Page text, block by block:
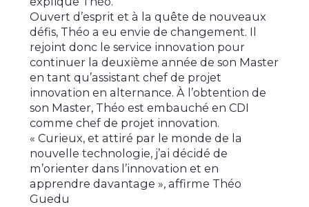
Ouvert d’esprit et à la quête de nouveaux
défis, Théo a eu envie de changement. Il
rejoint donc le service innovation pour
continuer la deuxième année de son Master
en tant qu’assistant chef de projet
innovation en alternance. À l’obtention de
son Master, Théo est embauché en CDI
comme chef de projet innovation.
« Curieux, et attiré par le monde de la
nouvelle technologie, j’ai décidé de
m’orienter dans l’innovation et en
apprendre davantage », affirme Théo
Guedu